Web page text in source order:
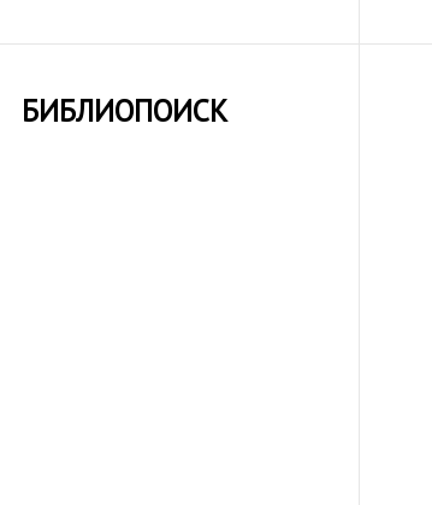
БИБЛИОПОИСК